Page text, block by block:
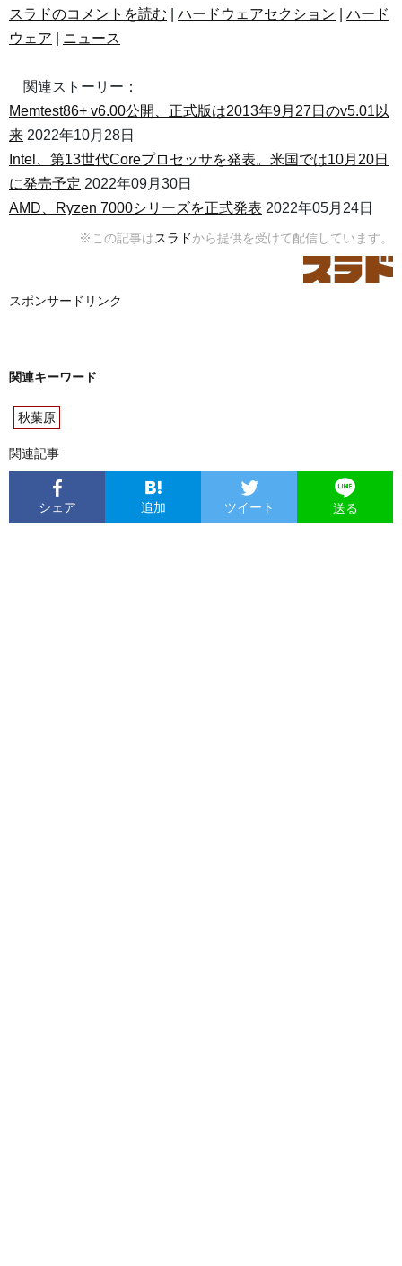
スラドのコメントを読む ハードウェアセクション
ハード
ウェア
ニュース
関連ストーリー：
Memtest86+ v6.00公開、正式版は2013年9月27日のv5.01以
来 2022年10月28日
Intel、第13世代Coreプロセッサを発表。米国では10月20日
に発売予定 2022年09月30日
AMD、Ryzen 7000シリーズを正式発表 2022年05月24日
※この記事はスラドから提供を受けて配信しています。
スポンサードリンク
関連キーワード
秋葉原
関連記事
シェア 追加 ツイート 送る